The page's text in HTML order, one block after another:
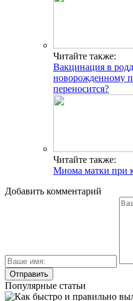
Читайте также:
Вакцинация в
новорожденному
переносится?
Читайте также:
Миома матки при
Добавить комментарий
Популярные статьи